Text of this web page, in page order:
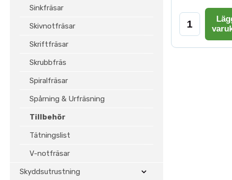
Sinkfräsar
Skivnotfräsar
Skriftfräsar
Skrubbfräs
Spiralfräsar
Spårning & Urfräsning
Tillbehör
Tätningslist
V-notfräsar
Skyddsutrustning